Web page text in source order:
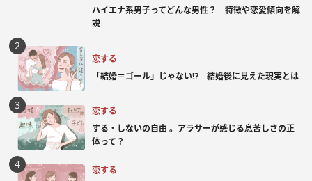
ハイエナ系男子ってどんな男性？ 特徴や恋愛傾向を解
説
恋する
「結婚＝ゴール」じゃない⁉ 結婚後に見えた現実とは
恋する
する・しないの自由 。アラサーが感じる息苦しさの正
体って？
恋する